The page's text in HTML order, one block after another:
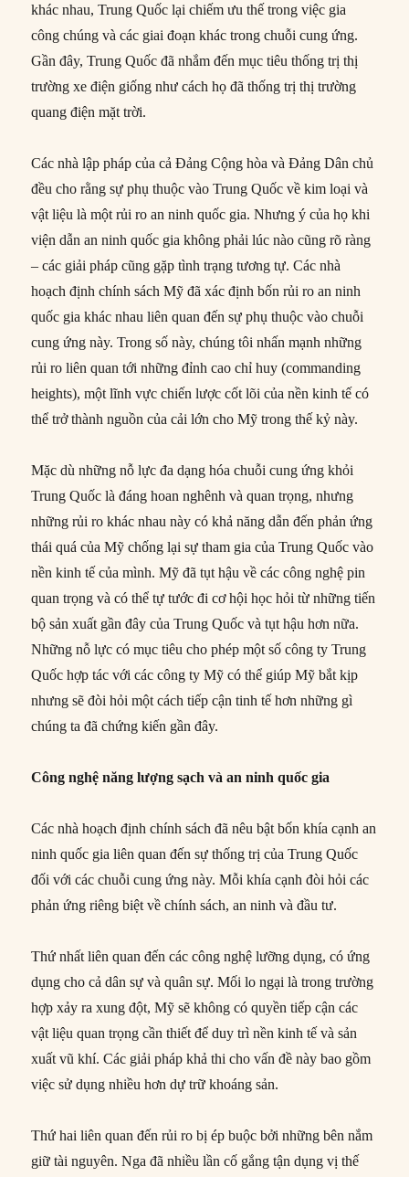
khác nhau, Trung Quốc lại chiếm ưu thế trong việc gia
công chúng và các giai đoạn khác trong chuỗi cung ứng.
Gần đây, Trung Quốc đã nhắm đến mục tiêu thống trị thị
trường xe điện giống như cách họ đã thống trị thị trường
quang điện mặt trời.
Các nhà lập pháp của cả Đảng Cộng hòa và Đảng Dân chủ
đều cho rằng sự phụ thuộc vào Trung Quốc về kim loại và
vật liệu là một rủi ro an ninh quốc gia. Nhưng ý của họ khi
viện dẫn an ninh quốc gia không phải lúc nào cũng rõ ràng
– các giải pháp cũng gặp tình trạng tương tự. Các nhà
hoạch định chính sách Mỹ đã xác định bốn rủi ro an ninh
quốc gia khác nhau liên quan đến sự phụ thuộc vào chuỗi
cung ứng này. Trong số này, chúng tôi nhấn mạnh những
rủi ro liên quan tới những đỉnh cao chỉ huy (commanding
heights), một lĩnh vực chiến lược cốt lõi của nền kinh tế có
thể trở thành nguồn của cải lớn cho Mỹ trong thế kỷ này.
Mặc dù những nỗ lực đa dạng hóa chuỗi cung ứng khỏi
Trung Quốc là đáng hoan nghênh và quan trọng, nhưng
những rủi ro khác nhau này có khả năng dẫn đến phản ứng
thái quá của Mỹ chống lại sự tham gia của Trung Quốc vào
nền kinh tế của mình. Mỹ đã tụt hậu về các công nghệ pin
quan trọng và có thể tự tước đi cơ hội học hỏi từ những tiến
bộ sản xuất gần đây của Trung Quốc và tụt hậu hơn nữa.
Những nỗ lực có mục tiêu cho phép một số công ty Trung
Quốc hợp tác với các công ty Mỹ có thể giúp Mỹ bắt kịp
nhưng sẽ đòi hỏi một cách tiếp cận tinh tế hơn những gì
chúng ta đã chứng kiến gần đây.
Công nghệ năng lượng sạch và an ninh quốc gia
Các nhà hoạch định chính sách đã nêu bật bốn khía cạnh an
ninh quốc gia liên quan đến sự thống trị của Trung Quốc
đối với các chuỗi cung ứng này. Mỗi khía cạnh đòi hỏi các
phản ứng riêng biệt về chính sách, an ninh và đầu tư.
Thứ nhất liên quan đến các công nghệ lưỡng dụng, có ứng
dụng cho cả dân sự và quân sự. Mối lo ngại là trong trường
hợp xảy ra xung đột, Mỹ sẽ không có quyền tiếp cận các
vật liệu quan trọng cần thiết để duy trì nền kinh tế và sản
xuất vũ khí. Các giải pháp khả thi cho vấn đề này bao gồm
việc sử dụng nhiều hơn dự trữ khoáng sản.
Thứ hai liên quan đến rủi ro bị ép buộc bởi những bên nắm
giữ tài nguyên. Nga đã nhiều lần cố gắng tận dụng vị thế